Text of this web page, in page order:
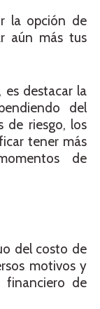
la opción de
aún más tus
destacar la
del
de riesgo, los
tener más
de
del costo de
motivos y
financiero de